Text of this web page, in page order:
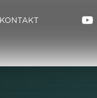
KONTAKT